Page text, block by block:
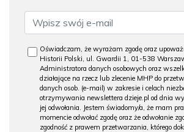
Oświadczam, że wyrażam zgodę oraz
Historii Polski, ul. Gwardii 1, 01-538
Administratora danych osobowych oraz
działające na rzecz lub zlecenie MHP do
danych osob. (e-mail) w zakresie i celach
otrzymywania newslettera dzieje.pl od dnia
jej odwołania. Jestem świadomy/a, że mam
momencie odwołać zgodę oraz że odwołanie
zgodność z prawem przetwarzania, którego